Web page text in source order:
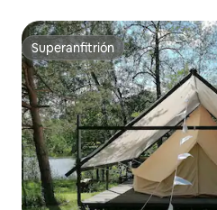
Superanfitrión
Superanfitrión